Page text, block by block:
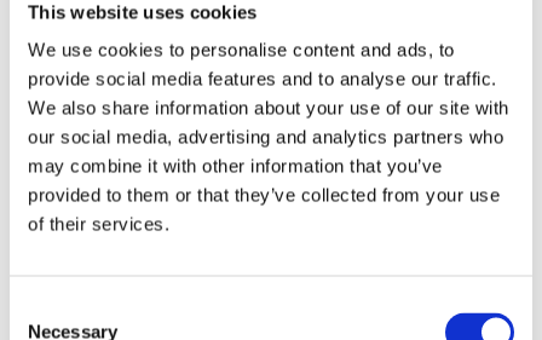
This website uses cookies
We use cookies to personalise content and ads, to
provide social media features and to analyse our traffic.
We also share information about your use of our site with
our social media, advertising and analytics partners who
may combine it with other information that you’ve
provided to them or that they’ve collected from your use
of their services.
Necessary
Sale flats 4+KT 134 m², Praha - Anděl
Offer type
Sale
Property type
Apartment
rozměry
4+kk
funkce
elevator
cena
17 900 000